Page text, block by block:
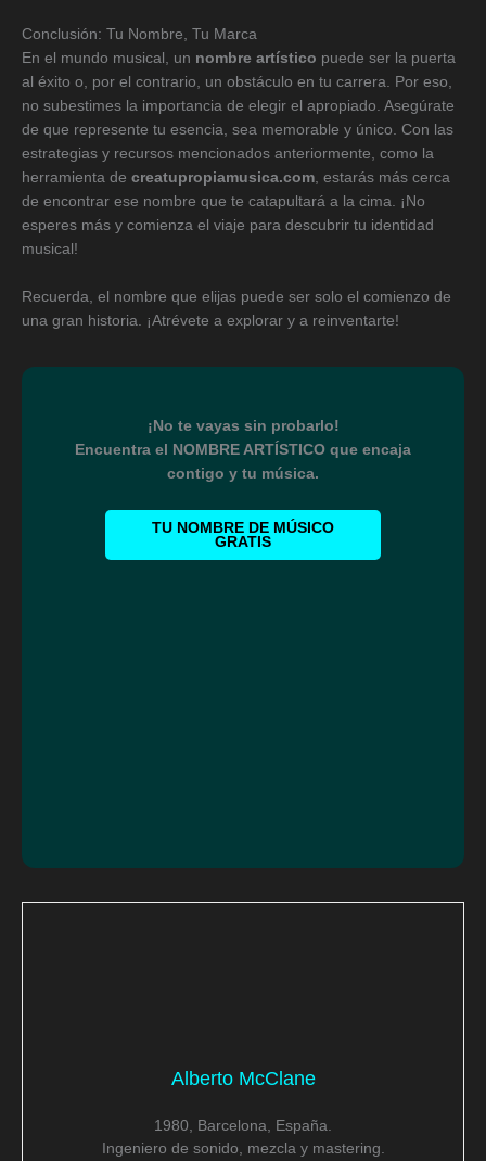
Conclusión: Tu Nombre, Tu Marca
En el mundo musical, un nombre artístico puede ser la puerta
al éxito o, por el contrario, un obstáculo en tu carrera. Por eso,
no subestimes la importancia de elegir el apropiado. Asegúrate
de que represente tu esencia, sea memorable y único. Con las
estrategias y recursos mencionados anteriormente, como la
herramienta de creatupropiamusica.com, estarás más cerca
de encontrar ese nombre que te catapultará a la cima. ¡No
esperes más y comienza el viaje para descubrir tu identidad
musical!
Recuerda, el nombre que elijas puede ser solo el comienzo de
una gran historia. ¡Atrévete a explorar y a reinventarte!
¡No te vayas sin probarlo!
Encuentra el NOMBRE ARTÍSTICO que encaja
contigo y tu música.
TU NOMBRE DE MÚSICO
GRATIS
Alberto McClane
1980, Barcelona, España.
Ingeniero de sonido, mezcla y mastering.